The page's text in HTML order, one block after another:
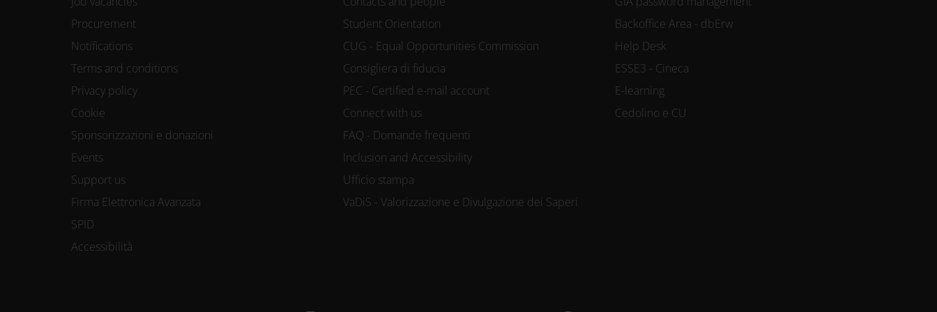
Procurement
Notifications
Terms and conditions
Privacy policy
Cookie
Sponsorizzazioni e donazioni
Events
Support us
Firma Elettronica Avanzata
SPID
Accessibilità
Student Orientation
CUG - Equal Opportunities Commission
Consigliera di fiducia
PEC - Certified e-mail account
Connect with us
FAQ - Domande frequenti
Inclusion and Accessibility
Ufficio stampa
VaDiS - Valorizzazione e Divulgazione dei Saperi
Backoffice Area - dbErw
Help Desk
ESSE3 - Cineca
E-learning
Cedolino e CU